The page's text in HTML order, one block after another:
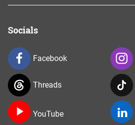
Socials
Facebook
Threads
YouTube